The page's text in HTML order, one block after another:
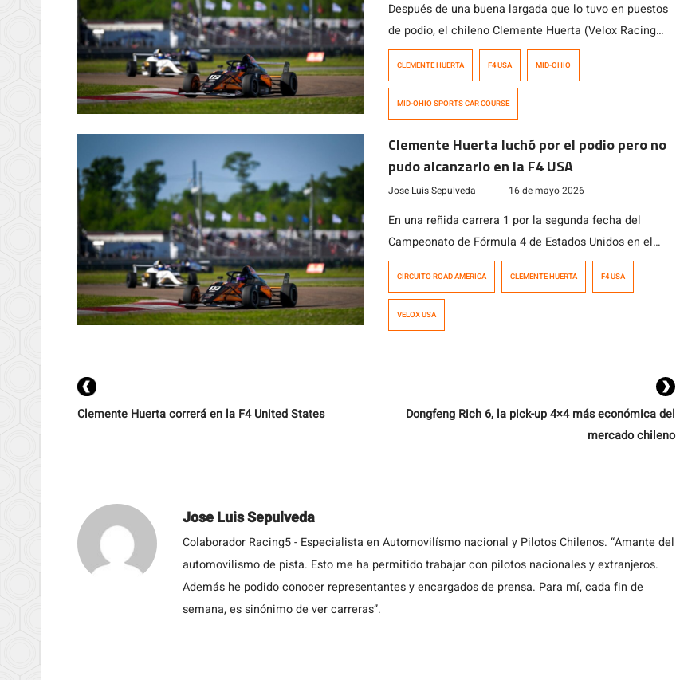
Después de una buena largada que lo tuvo en puestos
de podio, el chileno Clemente Huerta (Velox Racing
USA) sufrió fallas en la caja de cambios de su Ligier F4
Fórmula 4 de Estados Unidos. Con un […]
CLEMENTE HUERTA F4 USA MID-OHIO
MID-OHIO SPORTS CAR COURSE
Clemente Huerta luchó por el podio pero no
pudo alcanzarlo en la F4 USA
Jose Luis Sepulveda | 16 de mayo 2026
En una reñida carrera 1 por la segunda fecha del
Campeonato de Fórmula 4 de Estados Unidos en el
circuito Road America, el juvenil chileno Clemente
La competencia se la adjudicó el uruguayo Gastón
CIRCUITO ROAD AMERICA CLEMENTE HUERTA F4 USA
VELOX USA
Clemente Huerta correrá en la F4 United States
Dongfeng Rich 6, la pick-up 4×4 más económica del
mercado chileno
Jose Luis Sepulveda
Colaborador Racing5 - Especialista en Automovilísmo nacional y Pilotos Chilenos. “Amante del
automovilismo de pista. Esto me ha permitido trabajar con pilotos nacionales y extranjeros.
Además he podido conocer representantes y encargados de prensa. Para mí, cada fin de
semana, es sinónimo de ver carreras”.